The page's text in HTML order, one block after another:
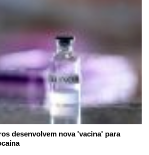
desenvolvem nova 'vacina' para